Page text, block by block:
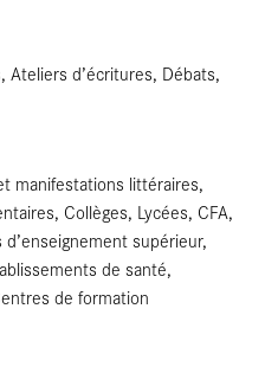
Ateliers d’écritures, Débats,
manifestations littéraires,
Collèges, Lycées, CFA,
d’enseignement supérieur,
de santé,
de formation